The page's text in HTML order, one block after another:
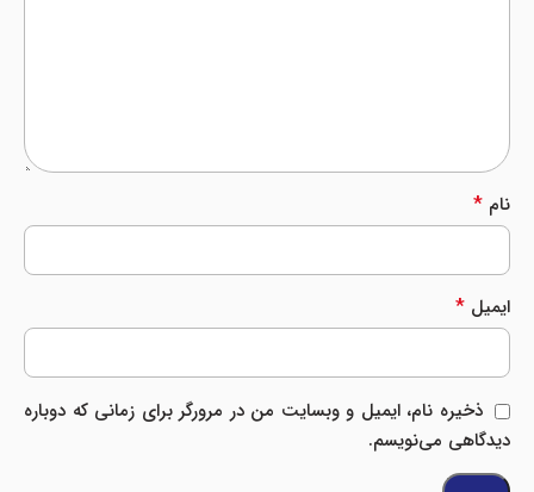
نام *
ایمیل *
ذخیره نام، ایمیل و وبسایت من در مرورگر برای زمانی که دوباره
دیدگاهی می‌نویسم.